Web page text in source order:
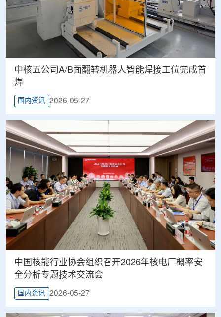
中核五公司A/B面翻转机器人智能焊接工位完成首
焊
国内资讯 2026-05-27
中国核能行业协会组织召开2026年核电厂概率安
全分析专题技术交流会
国内资讯 2026-05-27